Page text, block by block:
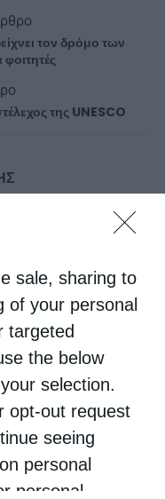
sale, sharing to
of your personal
targeted
the below
selection.
opt-out request
seeing
personal
personal
τον δρόμο των
της UNESCO
μάς έδειξε το